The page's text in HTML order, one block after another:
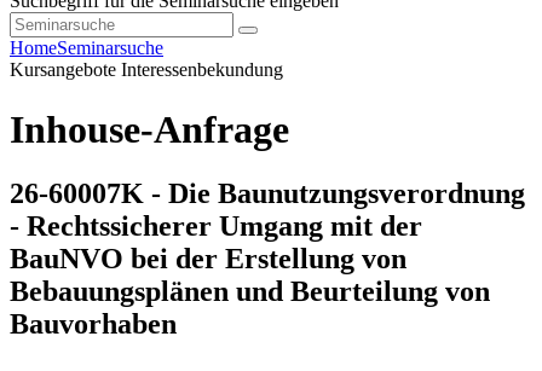
HomeSeminarsuche
Kursangebote Interessenbekundung
Inhouse-Anfrage
26-60007K - Die Baunutzungsverordnung
- Rechtssicherer Umgang mit der
BauNVO bei der Erstellung von
Bebauungsplänen und Beurteilung von
Bauvorhaben